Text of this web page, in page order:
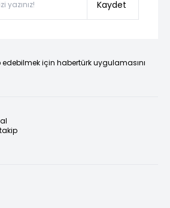
Kaydet
için habertürk uygulamasını